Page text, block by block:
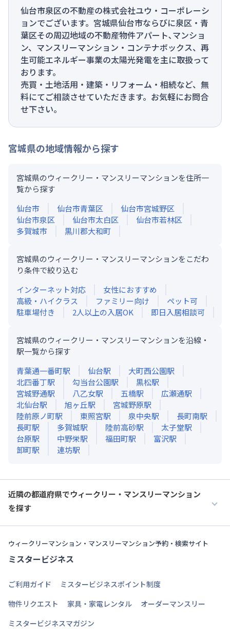
仙台市泉区の不動産の株式会社ユウ・コーポレーシ
ョンでございます。宮城県仙台市ならびに泉区・青
葉区その周辺地域の不動産物件アパート､マンショ
ン、マンスリーマンション・コンテナボックス、再
生可能エネルギー事業の太陽光発電を主に取扱って
おります。
売買・土地活用・建築・リフォーム・相続など、無
料にてご相談させていただきます。お気軽にお問合
せ下さい。
宮城県の地域情報から探す
宮城県のウィークリー・マンスリーマンションを住所一
覧から探す
仙台市
仙台市青葉区
仙台市宮城野区
仙台市泉区
仙台市太白区
仙台市若林区
多賀城市
黒川郡大和町
宮城県のウィークリー・マンスリーマンションをこだわ
り条件で絞り込む
インターネット対応
女性におすすめ
高級・ハイクラス
ファミリー向け
ペット可
駐車場付き
2人以上の入居OK 即日入居相談可
宮城県のウィークリー・マンスリーマンションを沿線・
駅一覧から探す
青葉通一番町駅 仙台駅 大町西公園駅
北四番丁駅 勾当台公園駅 黒松駅
宮城野通駅 八乙女駅 五橋駅 広瀬通駅
北仙台駅 旭ヶ丘駅 宮城野原駅
陸前原ノ町駅 東照宮駅 泉中央駅 長町南駅
長町駅 多賀城駅 陸前高砂駅 太子堂駅
台原駅 中野栄駅 福田町駅 富沢駅
卸町駅 連坊駅
近隣の都道府県でウィークリー・マンスリーマンション
を探す
ウィークリーマンション・マンスリーマンション予約・検索サイト
ミスタービジネス
ご利用ガイド
ミスタービジネスポイント制度
物件リクエスト
家具・家電レンタル
オーダーマンスリー
ミスタービジネスマガジン